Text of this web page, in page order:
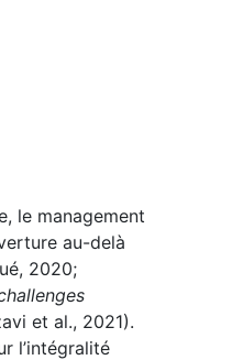
le management
au-delà
2020;
et al., 2021).
l’intégralité